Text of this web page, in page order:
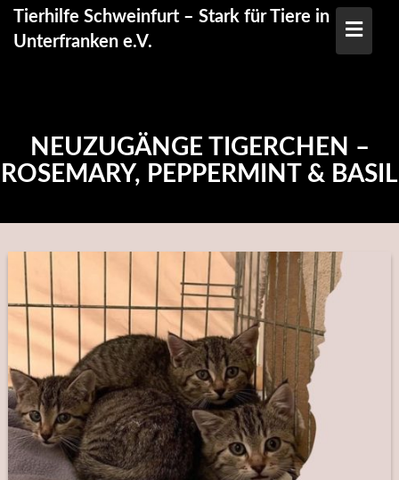
Skip
content
Tierhilfe Schweinfurt – Stark für Tiere in
Unterfranken e.V.
NEUZUGÄNGE TIGERCHEN –
ROSEMARY, PEPPERMINT & BASIL